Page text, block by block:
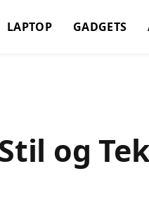
LAPTOP GADGETS
og